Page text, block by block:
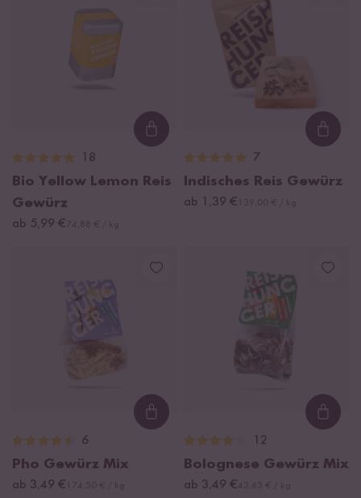
Loading...
18
Bio Yellow Lemon Reis
Gewürz
ab 5,99 €
7
Indisches Reis Gewürz
ab 1,39 €
Loading...
6
Pho Gewürz Mix
ab 3,49 €
12
Bolognese Gewürz Mix
ab 3,49 €